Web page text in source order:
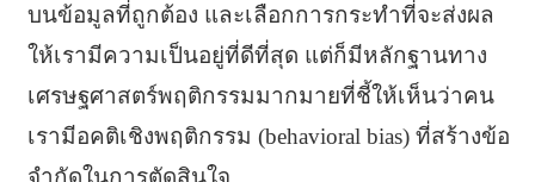
บนข้อมูลที่ถูกต้อง และเลือกการกระทำที่จะส่งผล
ให้เรามีความเป็นอยู่ที่ดีที่สุด แต่ก็มีหลักฐานทาง
เศรษฐศาสตร์พฤติกรรมมากมายที่ชี้ให้เห็นว่าคน
เรามีอคติเชิงพฤติกรรม (behavioral bias) ที่สร้างข้อ
จำกัดในการตัดสินใจ